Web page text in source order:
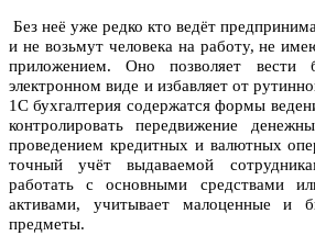
Без неё уже редко кто ведёт
и не возьмут человека на работу, не
приложением. Оно позволяет вести
электронном виде и избавляет от
1С бухгалтерия содержатся формы
контролировать передвижение
проведением кредитных и валютных
точный учёт выдаваемой
работать с основными средствами
активами, учитывает малоценные и
предметы.